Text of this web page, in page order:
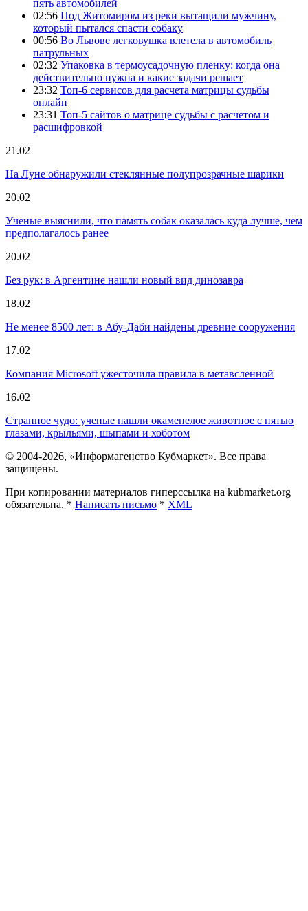
пять автомобилей
02:56 Под Житомиром из реки вытащили мужчину,
который пытался спасти собаку
00:56 Во Львове легковушка влетела в автомобиль
патрульных
02:32 Упаковка в термоусадочную пленку: когда она
действительно нужна и какие задачи решает
23:32 Топ-6 сервисов для расчета матрицы судьбы
онлайн
23:31 Топ-5 сайтов о матрице судьбы с расчетом и
расшифровкой
21.02
На Луне обнаружили стеклянные полупрозрачные шарики
20.02
Ученые выяснили, что память собак оказалась куда лучше, чем
предполагалось ранее
20.02
Без рук: в Аргентине нашли новый вид динозавра
18.02
Не менее 8500 лет: в Абу-Даби найдены древние сооружения
17.02
Компания Microsoft ужесточила правила в метавсленной
16.02
Странное чудо: ученые нашли окаменелое животное с пятью
глазами, крыльями, шыпами и хоботом
© 2004-2026, «Информагенство Кубмаркет». Все права
защищены.
При копировании материалов гиперссылка на kubmarket.org
обязательна. * Написать письмо * XML